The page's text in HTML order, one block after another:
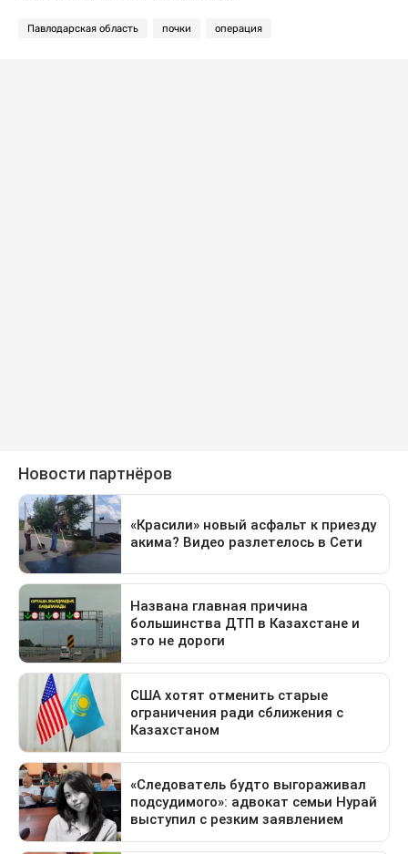
Павлодарская область почки операция